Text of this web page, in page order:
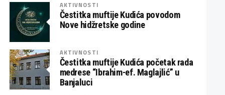
AKTIVNOSTI
Čestitka muftije Kudića povodom
Nove hidžretske godine
AKTIVNOSTI
Čestitka muftije Kudića početak rada
medrese “Ibrahim-ef. Maglajlić” u
Banjaluci